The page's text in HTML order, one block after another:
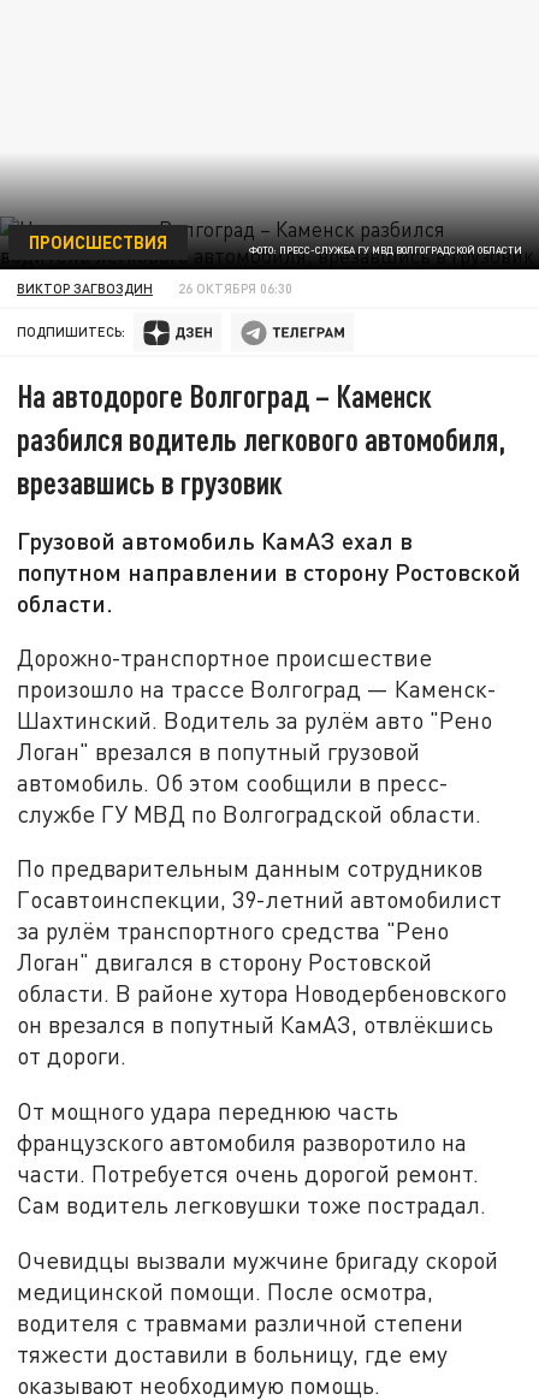
ФОТО: ПРЕСС-СЛУЖБА ГУ МВД ВОЛГОГРАДСКОЙ ОБЛАСТИ
ПРОИСШЕСТВИЯ
ВИКТОР ЗАГВОЗДИН 26 ОКТЯБРЯ 06:30
ПОДПИШИТЕСЬ:
На автодороге Волгоград – Каменск
разбился водитель легкового автомобиля,
врезавшись в грузовик
Грузовой автомобиль КамАЗ ехал в
попутном направлении в сторону Ростовской
области.
Дорожно-транспортное происшествие
произошло на трассе Волгоград — Каменск-
Шахтинский. Водитель за рулём авто "Рено
Логан" врезался в попутный грузовой
автомобиль. Об этом сообщили в пресс-
службе ГУ МВД по Волгоградской области.
По предварительным данным сотрудников
Госавтоинспекции, 39-летний автомобилист
за рулём транспортного средства "Рено
Логан" двигался в сторону Ростовской
области. В районе хутора Новодербеновского
он врезался в попутный КамАЗ, отвлёкшись
от дороги.
От мощного удара переднюю часть
французского автомобиля разворотило на
части. Потребуется очень дорогой ремонт.
Сам водитель легковушки тоже пострадал.
Очевидцы вызвали мужчине бригаду скорой
медицинской помощи. После осмотра,
водителя с травмами различной степени
тяжести доставили в больницу, где ему
оказывают необходимую помощь.